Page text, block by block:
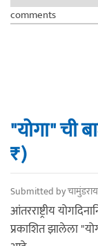
comments
"योगा" ची
₹)
Submitted byचामुंडराय
आंतरराष्ट्रीय
प्रकाशित झालेला